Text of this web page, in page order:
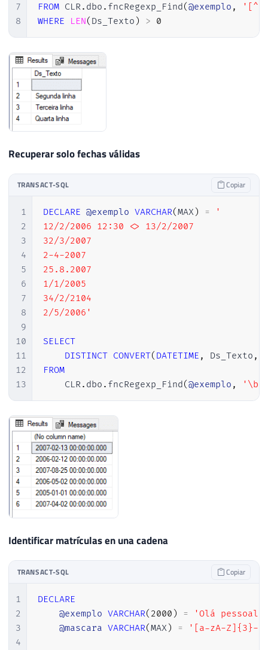
7
8
FROM CLR. dbo . fncRegexp_Find(@exemplo ,
WHERE
LEN( Ds_Texto ) > 0
Recuperar solo fechas válidas
TRANSACT-SQL Copiar
1
2
3
4
5
6
7
8
9
10
11
12
13
DECLARE @exemplo VARCHAR(MAX) =
'
12/2/2006 12:30 <> 13/2/2007
32/3/2007
2-4-2007
25.8.2007
1/1/2005
34/2/2104
2/5/2006'
SELECT
DISTINCT CONVERT( DATETIME , Ds_Texto ,
FROM
    CLR
. dbo . fncRegexp_Find(@exemplo ,
Identificar matrículas en una cadena
TRANSACT-SQL Copiar
1
2
3
4
DECLARE
@exemplo VARCHAR( 2000 ) =
'Olá pessoal!
@mascara VARCHAR(MAX) = '[a-zA-Z]{3}-